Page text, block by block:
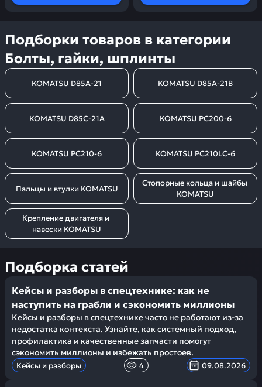
Подборки товаров в категории
Болты, гайки, шплинты
KOMATSU D85A-21 KOMATSU D85A-21B
KOMATSU D85C-21A KOMATSU PC200-6
KOMATSU PC210-6 KOMATSU PC210LC-6
Пальцы и втулки KOMATSU
Стопорные кольца и шайбы
KOMATSU
Крепление двигателя и
навески KOMATSU
Подборка статей
Кейсы и разборы в спецтехнике: как не
наступить на грабли и сэкономить миллионы
Кейсы и разборы в спецтехнике часто не работают из-за
недостатка контекста. Узнайте, как системный подход,
профилактика и качественные запчасти помогут
сэкономить миллионы и избежать простоев.
Кейсы и разборы 4 09.08.2026